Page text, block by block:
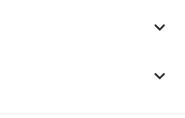
keyboard_arrow_down
keyboard_arrow_down